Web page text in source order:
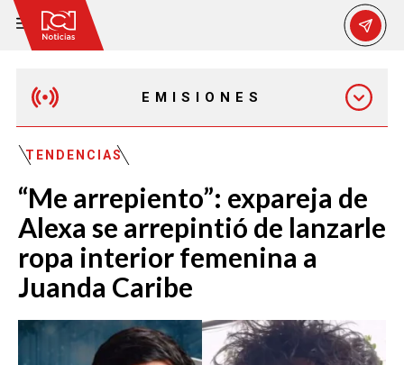
EMISIONES
EMISIÓN 7:00 PM
TENDENCIAS
“Me arrepiento”: expareja de
Alexa se arrepintió de lanzarle
ropa interior femenina a
Juanda Caribe